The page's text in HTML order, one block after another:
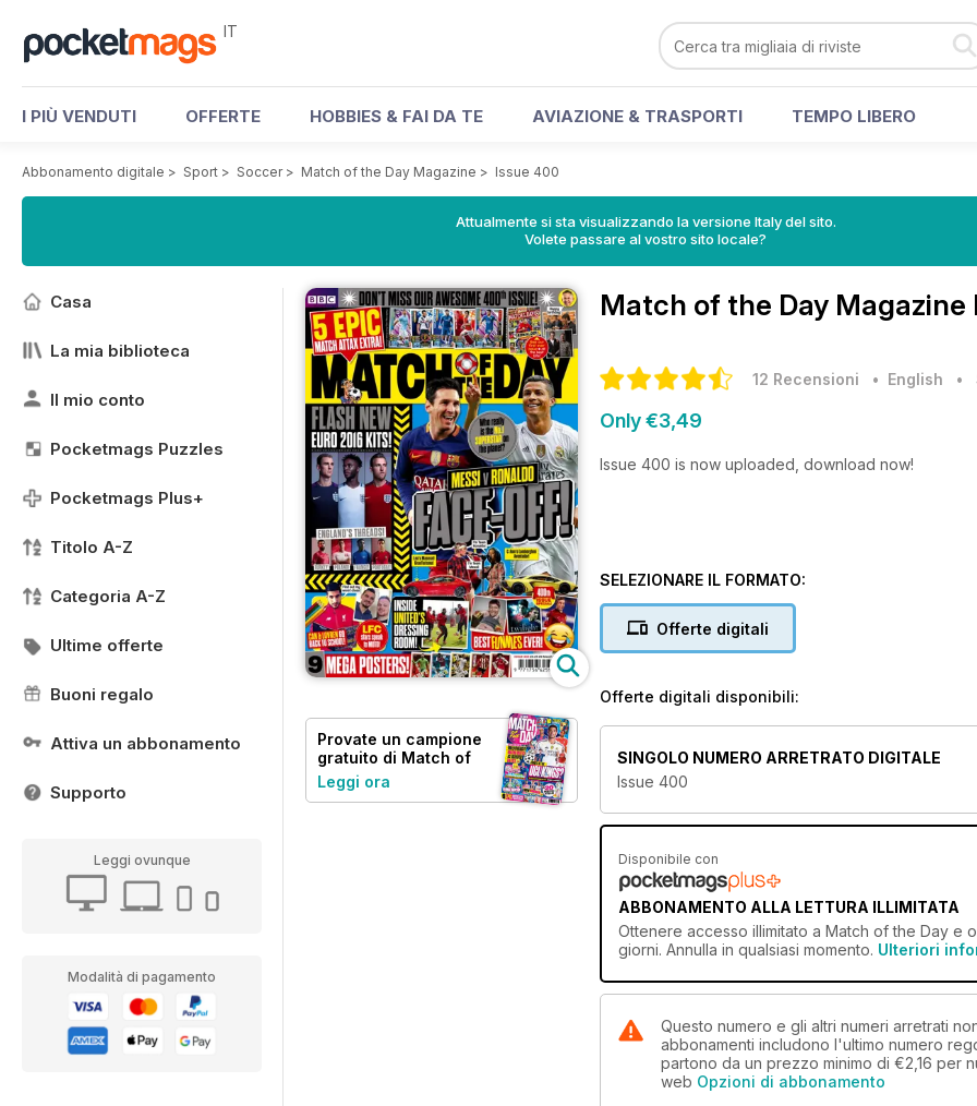
IT
I PIÙ VENDUTI OFFERTE HOBBIES & FAI DA TE AVIAZIONE & TRASPORTI TEMPO LIBERO
Abbonamento digitale > Sport > Soccer> Match of the Day Magazine > Issue 400
Attualmente si sta visualizzando la versione Italy del sito.
Volete passare al vostro sito locale?
Casa
La mia biblioteca
Il mio conto
Pocketmags Puzzles
Pocketmags Plus+
Titolo A-Z
Categoria A-Z
Ultime offerte
Buoni regalo
Attiva un abbonamento
Supporto
Leggi ovunque
Modalità di pagamento
Provate un campione
gratuito di Match of
the Day
Leggi ora
Match of the Day Magazine
12 Recensioni • English •
Only €3,49
Issue 400 is now uploaded, download now!
SELEZIONARE IL FORMATO:
Offerte digitali
Offerte digitali disponibili:
SINGOLO NUMERO ARRETRATO DIGITALE
Issue 400
Disponibile con
ABBONAMENTO ALLA LETTURA ILLIMITATA
Ottenere accesso illimitato a Match of the Day e
giorni. Annulla in qualsiasi momento. Ulteriori
Questo numero e gli altri numeri arretrati
abbonamenti includono l'ultimo numero
partono da un prezzo minimo di €2,16 per
web Opzioni di abbonamento